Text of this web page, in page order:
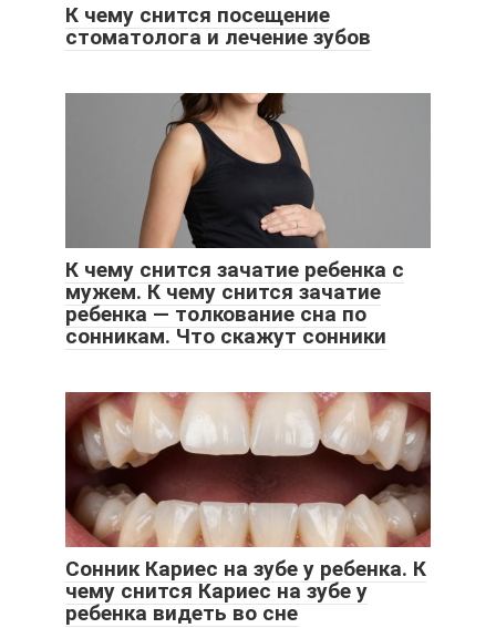
К чему снится посещение
стоматолога и лечение зубов
К чему снится зачатие ребенка с
мужем. К чему снится зачатие
ребенка — толкование сна по
сонникам. Что скажут сонники
Сонник Кариес на зубе у ребенка. К
чему снится Кариес на зубе у
ребенка видеть во сне